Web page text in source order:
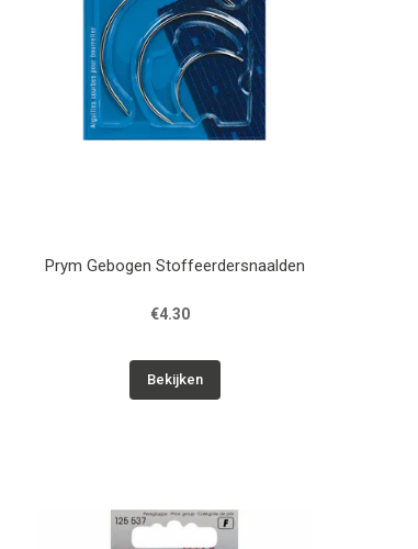
Prym Gebogen Stoffeerdersnaalden
€4.30
Bekijken